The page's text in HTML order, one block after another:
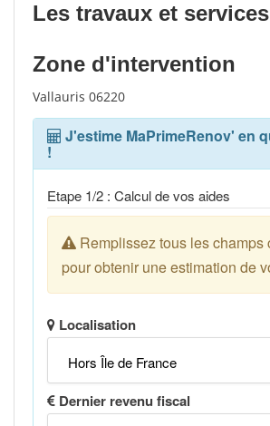
Les travaux et services
Zone d'intervention
Vallauris 06220